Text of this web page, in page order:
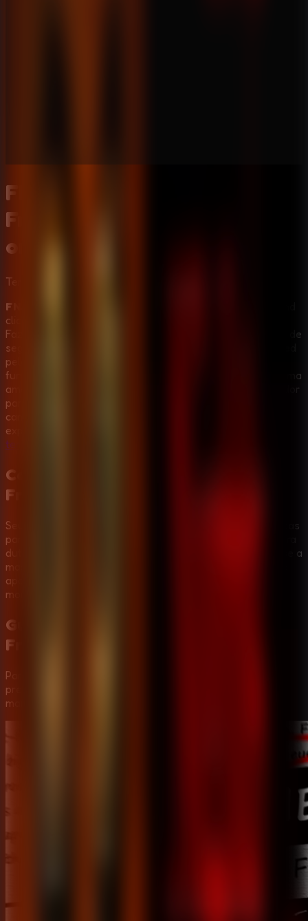
FNAF 2 (Five Nights at
Freddy's 2) - Jogo de terror
online
Terror
FNAF 2 (Five Nights at Freddy's 2)
click de terror e sobrevivencia ambientado na Freddy
Fazbear's Pizza durante o turno noturno de 1987. Na sala de
seguranca, voce acompanha animatronicos Toy e Withered
pelas cameras, mantem a caixa musical do Puppet
funcionando, usa a mascara de Freddy Fazbear quando uma
ameaca entra pelos dutos ou pela sala, e ilumina o corredor
para segurar Withered Foxy. Quem gosta de medo por
cameras, reflexos rapidos e jogos sem download pode
explorar mais desafios na colecao de
terror
Como jogar FNAF 2 (Five Nights at
Freddy's 2)
Seu objetivo e sobreviver a cada noite ate 6 AM sem portas
para proteger voce. Observe o sistema de cameras, confira
dutos e corredor, mantenha a caixa musical na Cam 11, use a
mascara de Freddy rapidamente quando um animatronico
aparecer perto e guarde a lanterna para Foxy e os
momentos de escuridao.
Guia em Video:
Freddy's 2
Para ajudar voce a avancar em
preparamos um video passo a passo com as estrategias
mais eficientes para resolver os puzzles.